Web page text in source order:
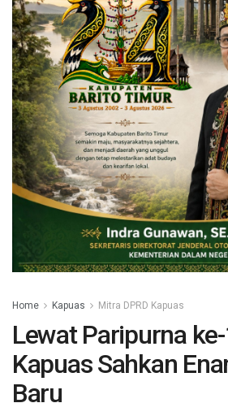
Home Kapuas Mitra DPRD Kapuas
Lewat Paripurna ke-
Kapuas Sahkan
Baru